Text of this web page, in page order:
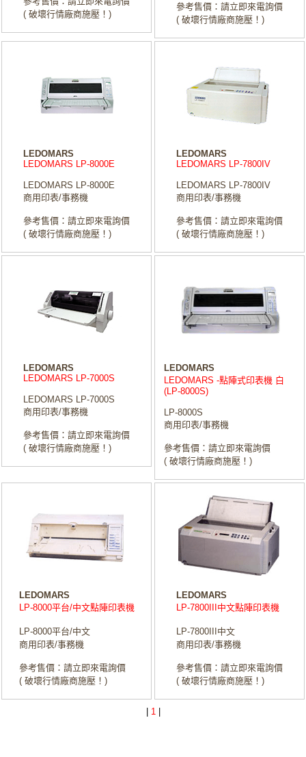
( 破壞行情廠商施壓！)
參考售價：請立即來電詢價
( 破壞行情廠商施壓！)
LEDOMARS
LEDOMARS LP-8000E
LEDOMARS LP-8000E
商用印表/事務機
參考售價：請立即來電詢價
( 破壞行情廠商施壓！)
LEDOMARS
LEDOMARS LP-7800IV
LEDOMARS LP-7800IV
商用印表/事務機
參考售價：請立即來電詢價
( 破壞行情廠商施壓！)
LEDOMARS
LEDOMARS LP-7000S
LEDOMARS LP-7000S
商用印表/事務機
參考售價：請立即來電詢價
( 破壞行情廠商施壓！)
LEDOMARS
LEDOMARS -點陣式印表機 白
(LP-8000S)
LP-8000S
商用印表/事務機
參考售價：請立即來電詢價
( 破壞行情廠商施壓！)
LEDOMARS
LP-8000平台/中文點陣印表機
LP-8000平台/中文
商用印表/事務機
參考售價：請立即來電詢價
( 破壞行情廠商施壓！)
LEDOMARS
LP-7800III中文點陣印表機
LP-7800III中文
商用印表/事務機
參考售價：請立即來電詢價
( 破壞行情廠商施壓！)
1|